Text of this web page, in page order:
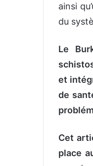
ainsi
du
Le
et
de
Cet
place